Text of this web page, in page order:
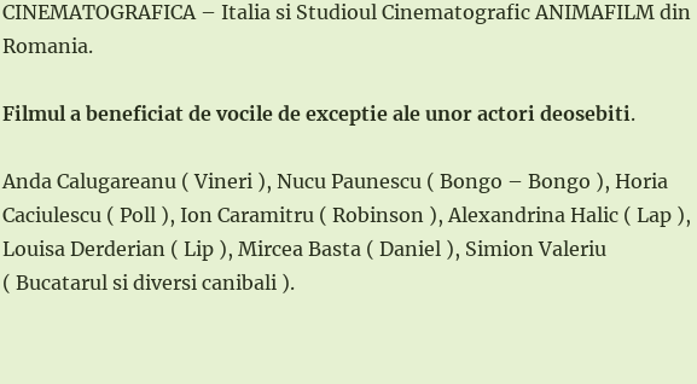
CINEMATOGRAFICA – Italia si Studioul Cinematografic ANIMAFILM din
Romania.
Filmul a beneficiat de vocile de exceptie ale unor actori deosebiti.
Anda Calugareanu ( Vineri ), Nucu Paunescu ( Bongo – Bongo ), Horia
Caciulescu ( Poll ), Ion Caramitru ( Robinson ), Alexandrina Halic ( Lap ),
Louisa Derderian ( Lip ), Mircea Basta ( Daniel ), Simion Valeriu
( Bucatarul si diversi canibali ).